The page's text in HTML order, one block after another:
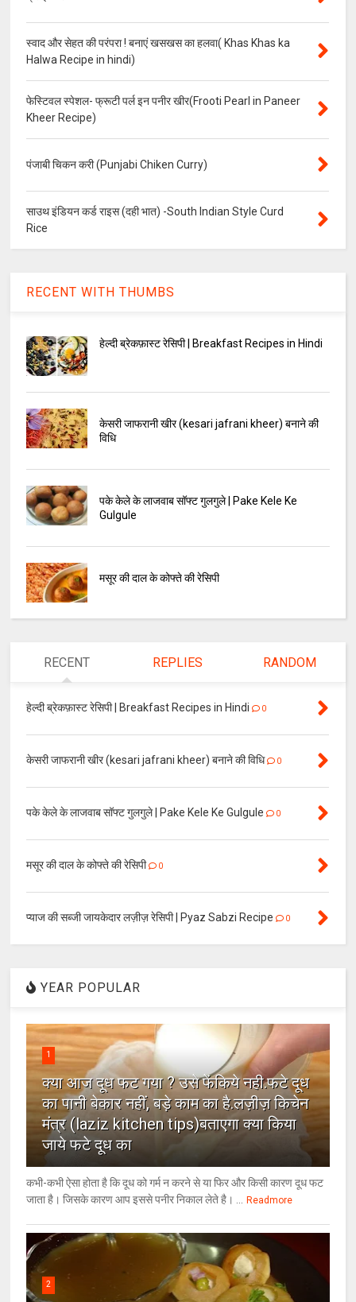
स्वाद और सेहत की परंपरा ! बनाएं खसखस का हलवा( Khas Khas ka
Halwa Recipe in hindi)
फेस्टिवल स्पेशल- फ्रूटी पर्ल इन पनीर खीर(Frooti Pearl in Paneer
Kheer Recipe)
पंजाबी चिकन करी (Punjabi Chiken Curry)
साउथ इंडियन कर्ड राइस (दही भात) -South Indian Style Curd
Rice
RECENT WITH THUMBS
हेल्दी ब्रेकफ़ास्ट रेसिपी | Breakfast Recipes in Hindi
केसरी जाफरानी खीर (kesari jafrani kheer) बनाने की
विधि
पके केले के लाजवाब सॉफ्ट गुलगुले | Pake Kele Ke
Gulgule
मसूर की दाल के कोफ्ते की रेसिपी
RECENT REPLIES RANDOM
हेल्दी ब्रेकफ़ास्ट रेसिपी | Breakfast Recipes in Hindi 0
केसरी जाफरानी खीर (kesari jafrani kheer) बनाने की विधि 0
पके केले के लाजवाब सॉफ्ट गुलगुले | Pake Kele Ke Gulgule 0
मसूर की दाल के कोफ्ते की रेसिपी 0
प्याज की सब्जी जायकेदार लज़ीज़ रेसिपी | Pyaz Sabzi Recipe 0
YEAR POPULAR
1
क्या आज दूध फट गया ? उसे फेंकिये नही.फटे दूध
का पानी बेकार नहीं, बड़े काम का है.लज़ीज़ किचेन
मंत्र (laziz kitchen tips)बताएगा क्या किया
जाये फटे दूध का
कभी-कभी ऐसा होता है कि दूध को गर्म न करने से या फिर और किसी कारण दूध फट
जाता है। जिसके कारण आप इससे पनीर निकाल लेते है। ... Readmore
2